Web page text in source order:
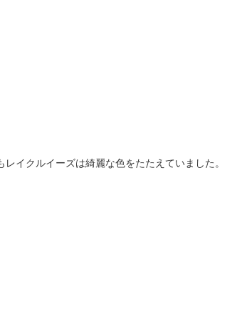
イクルイーズは綺麗な色をたたえていました。